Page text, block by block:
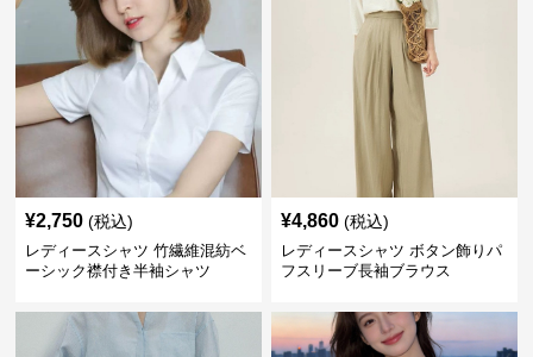
¥2,750 (税込)
レディースシャツ 竹繊維混紡ベ
ーシック襟付き半袖シャツ
¥4,860 (税込)
レディースシャツ ボタン飾りパ
フスリーブ長袖ブラウス